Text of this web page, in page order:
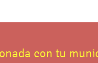
con tu